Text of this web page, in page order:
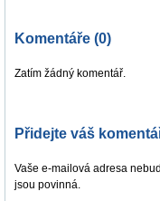
Komentáře (0)
Zatím žádný komentář.
Přidejte váš
Vaše e-mailová adresa
jsou povinná.